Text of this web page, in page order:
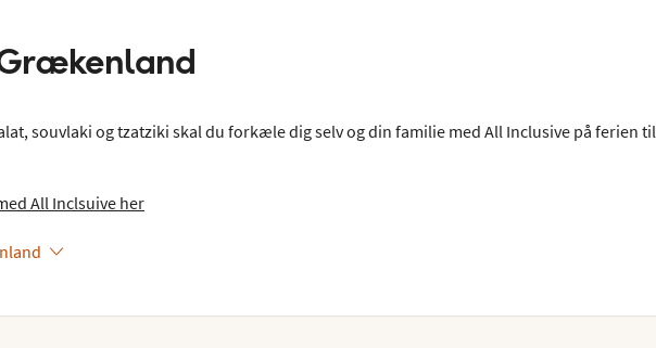
souvlaki og tzatziki skal du forkæle dig selv og din familie med All Inclusive på ferien til
All Inclsuive her